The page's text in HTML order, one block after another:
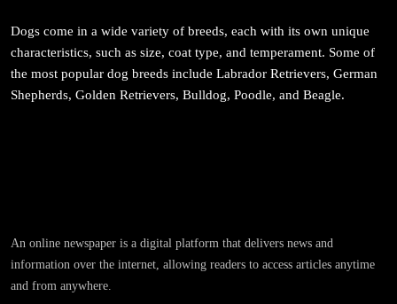
संस्कृति
आज साँझ अस्ताउँदो सूर्यलाई अर्घ्य
महाकुम्भ मेलामा भाइरल भएकी युवती मोनालिसाले गरिन्-
मुस्लिम प्रेमीसँग विवाह
Dogs come in a wide variety of breeds, each with its own unique
characteristics, such as size, coat type, and temperament. Some of
the most popular dog breeds include Labrador Retrievers, German
Shepherds, Golden Retrievers, Bulldog, Poodle, and Beagle.
An online newspaper is a digital platform that delivers news and
information over the internet, allowing readers to access articles anytime
and from anywhere.